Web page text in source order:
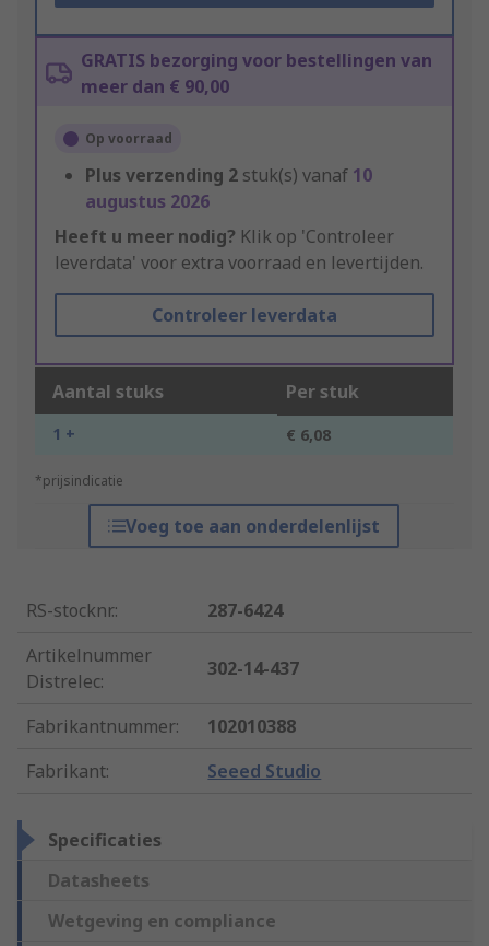
GRATIS bezorging voor bestellingen van
meer dan € 90,00
Op voorraad
Plus verzending 2 stuk(s) vanaf 10
augustus 2026
Heeft u meer nodig? Klik op 'Controleer
leverdata' voor extra voorraad en levertijden.
Controleer leverdata
Aantal stuks Per stuk
1 + € 6,08
*prijsindicatie
Voeg toe aan onderdelenlijst
RS-stocknr.:
287-6424
Artikelnummer
Distrelec:
302-14-437
Fabrikantnummer:
102010388
Fabrikant: Seeed Studio
Specificaties
Datasheets
Wetgeving en compliance